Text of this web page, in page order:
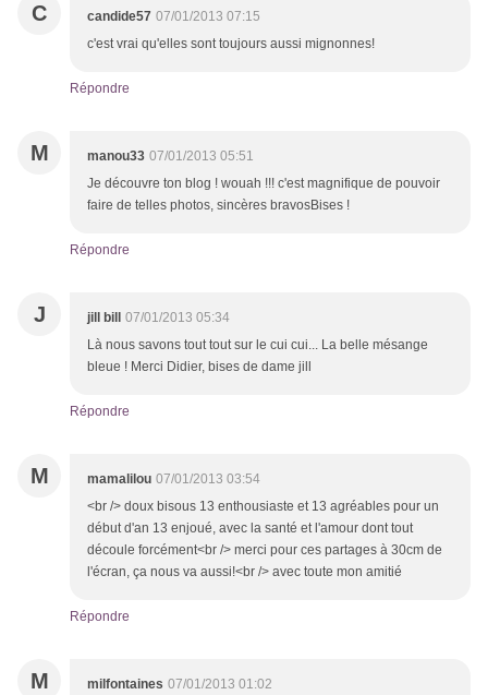
C candide57 07/01/2013 07:15
c'est vrai qu'elles sont toujours aussi mignonnes!
Répondre
M manou33 07/01/2013 05:51
Je découvre ton blog ! wouah !!! c'est magnifique de pouvoir
faire de telles photos, sincères bravosBises !
Répondre
J jill bill
07/01/2013 05:34
Là nous savons tout tout sur le cui cui... La belle mésange
bleue ! Merci Didier, bises de dame jill
Répondre
M mamalilou 07/01/2013 03:54
<br /> doux bisous 13 enthousiaste et 13 agréables pour un
début d'an 13 enjoué, avec la santé et l'amour dont tout
découle forcément<br /> merci pour ces partages à 30cm de
l'écran, ça nous va aussi!<br /> avec toute mon amitié
Répondre
M milfontaines 07/01/2013 01:02